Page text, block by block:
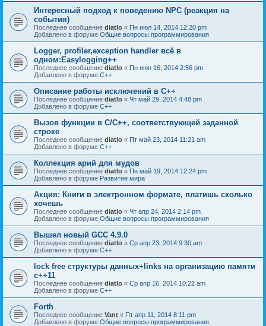
Интересный подход к поведению NPC (реакция на
события)
Последнее сообщение diatlo « Пн июл 14, 2014 12:20 pm
Добавлено в форуме Общие вопросы программирования
Logger, profiler,exception handler всё в
одном:Easylogging++
Последнее сообщение diatlo « Пн июн 16, 2014 2:56 pm
Добавлено в форуме C++
Описание работы исключений в C++
Последнее сообщение diatlo « Чт май 29, 2014 4:48 pm
Добавлено в форуме C++
Вызов функции в C/C++, соответствующей заданной
строке
Последнее сообщение diatlo « Пт май 23, 2014 11:21 am
Добавлено в форуме C++
Коллекция арий для мудов
Последнее сообщение diatlo « Пн май 19, 2014 12:24 pm
Добавлено в форуме Развитие мира
Акция: Книги в электронном формате, платишь сколько
хочешь
Последнее сообщение diatlo « Чт апр 24, 2014 2:14 pm
Добавлено в форуме Общие вопросы программирования
Вышел новый GCC 4.9.0
Последнее сообщение diatlo « Ср апр 23, 2014 9:30 am
Добавлено в форуме C++
lock free структуры данных+links на организацию памяти
c++11
Последнее сообщение diatlo « Ср апр 16, 2014 10:22 am
Добавлено в форуме C++
Forth
Последнее сообщение Vant « Пт апр 11, 2014 8:11 pm
Добавлено в форуме Общие вопросы программирования